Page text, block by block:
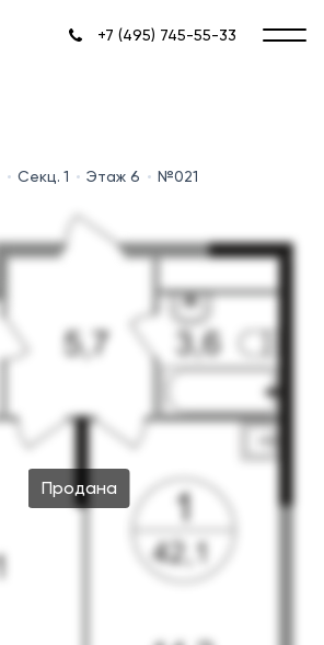
+7 (495) 745-55-33
Секц. 1 Этаж 6 №021
Продана